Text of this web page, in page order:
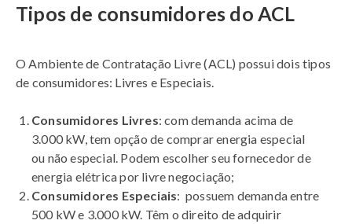
Tipos de consumidores do ACL
O Ambiente de Contratação Livre (ACL) possui dois tipos
de consumidores: Livres e Especiais.
Consumidores Livres: com demanda acima de
3.000 kW, tem opção de comprar energia especial
ou não especial. Podem escolher seu fornecedor de
energia elétrica por livre negociação;
Consumidores Especiais: possuem demanda entre
500 kW e 3.000 kW. Têm o direito de adquirir